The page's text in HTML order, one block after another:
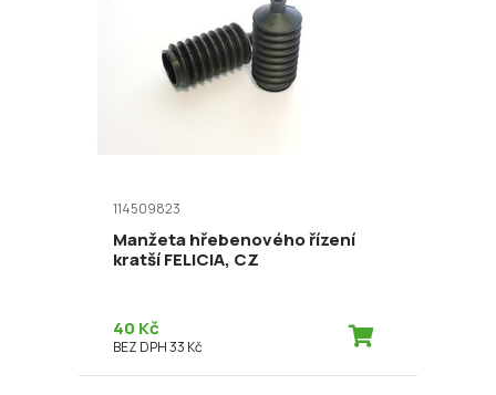
114509823
Manžeta hřebenového řízení
kratší FELICIA, CZ
40 Kč
BEZ DPH 33 Kč